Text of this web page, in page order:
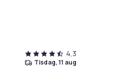
4,3
tisdag, 11 aug